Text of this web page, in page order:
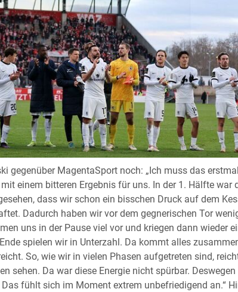
gegenüber MagentaSport noch: „Ich muss das
einem bitteren Ergebnis für uns. In der 1. Hälfte war
dass wir schon ein bisschen Druck auf dem
Dadurch haben wir vor dem gegnerischen Tor
uns in der Pause viel vor und kriegen dann wieder
spielen wir in Unterzahl. Da kommt alles
So, wie wir in vielen Phasen aufgetreten sind,
sehen. Da war diese Energie nicht spürbar.
fühlt sich im Moment extrem unbefriedigend an.“